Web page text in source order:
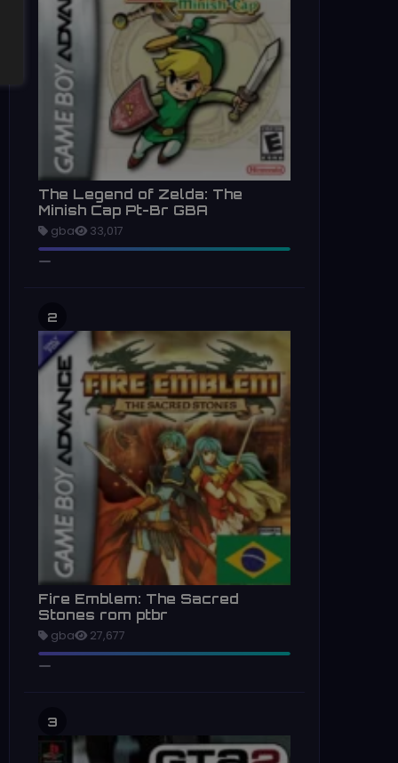
The Legend of Zelda: The
Minish Cap Pt-Br GBA
gba 33,017
2
Fire Emblem: The Sacred
Stones rom ptbr
gba 27,677
3